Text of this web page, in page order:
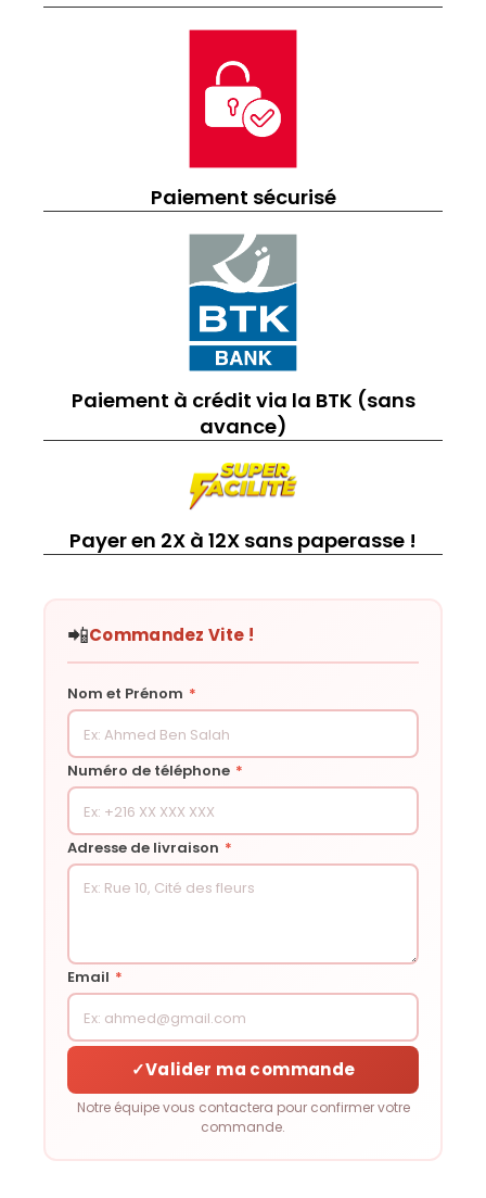
Paiement sécurisé
Paiement à crédit via la BTK (sans
avance)
Payer en 2X à 12X sans paperasse !
📲Commandez Vite !
Nom et Prénom *
Numéro de téléphone *
Adresse de livraison *
Email *
✓Valider ma commande
Notre équipe vous contactera pour confirmer votre
commande.